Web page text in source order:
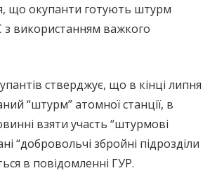
що окупанти готують штурм
з використанням важкого
стверджує, що в кінці липня
“штурм” атомної станції, в
взяти участь “штурмові
“добровольчі збройні підрозділи
в повідомленні ГУР.